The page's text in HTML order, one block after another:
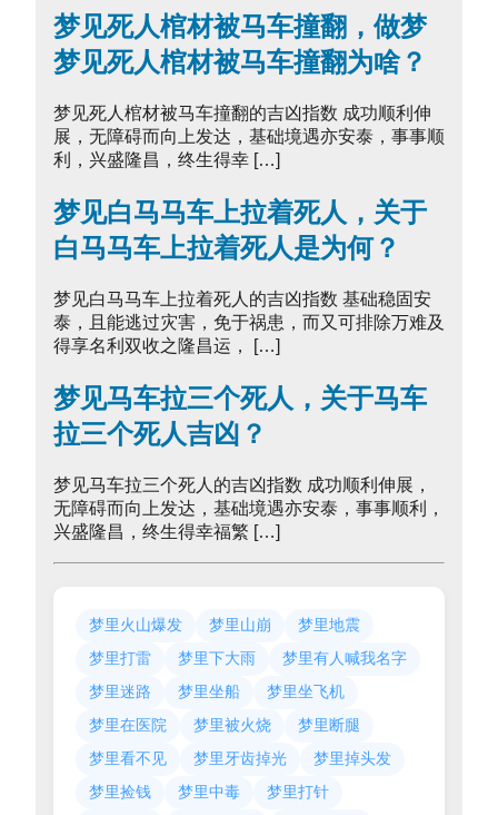
梦见死人棺材被马车撞翻，做梦
梦见死人棺材被马车撞翻为啥？
梦见死人棺材被马车撞翻的吉凶指数 成功顺利伸
展，无障碍而向上发达，基础境遇亦安泰，事事顺
利，兴盛隆昌，终生得幸 […]
梦见白马马车上拉着死人，关于
白马马车上拉着死人是为何？
梦见白马马车上拉着死人的吉凶指数 基础稳固安
泰，且能逃过灾害，免于祸患，而又可排除万难及
得享名利双收之隆昌运， […]
梦见马车拉三个死人，关于马车
拉三个死人吉凶？
梦见马车拉三个死人的吉凶指数 成功顺利伸展，
无障碍而向上发达，基础境遇亦安泰，事事顺利，
兴盛隆昌，终生得幸福繁 […]
梦里火山爆发 梦里山崩
梦里地震
梦里打雷
梦里下大雨
梦里有人喊我名字
梦里迷路
梦里坐船
梦里坐飞机
梦里在医院
梦里被火烧
梦里断腿
梦里看不见
梦里牙齿掉光
梦里掉头发
梦里捡钱
梦里中毒 梦里打针